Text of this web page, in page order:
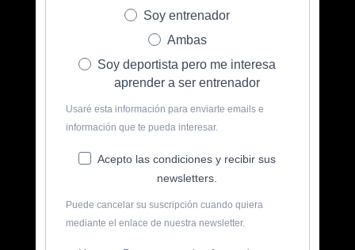
Soy entrenador
Ambas
Soy deportista pero me interesa
aprender a ser entrenador
Usaré esta información para enviarte emails e
información que te pueda interesar.
Acepto las condiciones y recibir sus
newsletters.
Puede cancelar su suscripción cuando quiera
mediante el enlace de nuestra newsletter.